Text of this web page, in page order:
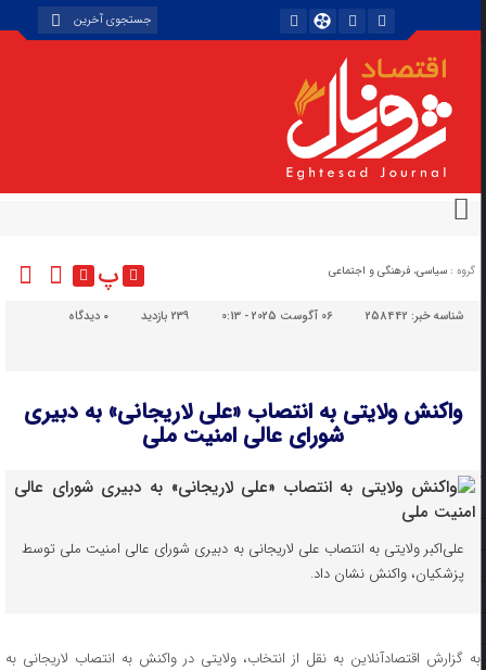
گروه : سیاسی، فرهنگی و اجتماعی پ
شناسه خبر:258442 06 آگوست 2025 - 0:13 239 بازدید دیدگاه
واکنش ولایتی به انتصاب «علی لاریجانی» به دبیری
شورای عالی امنیت ملی
علی‌اکبر ولایتی به انتصاب علی لاریجانی به دبیری شورای عالی امنیت ملی توسط
پزشکیان، واکنش نشان داد.
به گزارش اقتصادآنلاین به نقل از انتخاب، ولایتی در واکنش به انتصاب لاریجانی به